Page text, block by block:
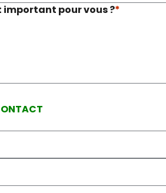
important pour vous ?*